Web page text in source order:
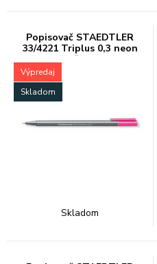
Popisovač STAEDTLER
33/4221 Triplus 0,3 neon
ružový
Výpredaj
Skladom
Skladom